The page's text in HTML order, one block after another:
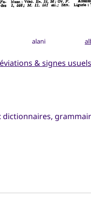
alani
& signes usuels
dictionnaires,